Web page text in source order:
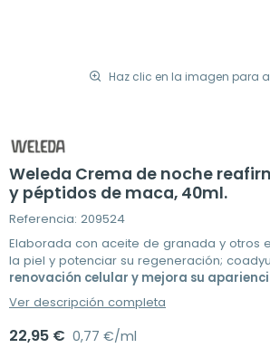
Haz clic en la imagen para
Weleda Crema de noche
y péptidos de maca, 40ml.
Referencia: 209524
Elaborada con aceite de granada y otros
la piel y potenciar su regeneración;
renovación celular y mejora su
Ver descripción completa
22,95 € 0,77 €/ml